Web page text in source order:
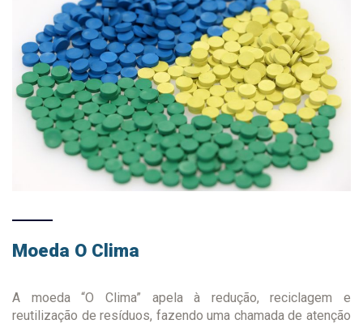
Moeda O Clima
A moeda “O Clima” apela à redução, reciclagem e
reutilização de resíduos, fazendo uma chamada de atenção